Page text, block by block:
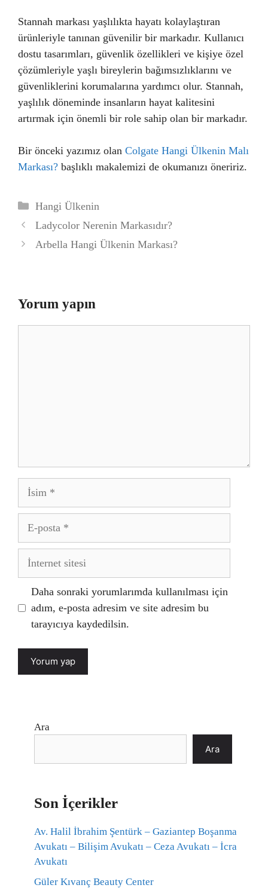
Stannah markası yaşlılıkta hayatı kolaylaştıran
ürünleriyle tanınan güvenilir bir markadır. Kullanıcı
dostu tasarımları, güvenlik özellikleri ve kişiye özel
çözümleriyle yaşlı bireylerin bağımsızlıklarını ve
güvenliklerini korumalarına yardımcı olur. Stannah,
yaşlılık döneminde insanların hayat kalitesini
artırmak için önemli bir role sahip olan bir markadır.
Bir önceki yazımız olan Colgate Hangi Ülkenin Malı
Markası? başlıklı makalemizi de okumanızı öneririz.
Kategoriler
Hangi Ülkenin
Ladycolor Nerenin Markasıdır?
Arbella Hangi Ülkenin Markası?
Yorum yapın
İsim
posta
İnternet
Daha sonraki yorumlarımda kullanılması için
adım, e-posta adresim ve site adresim bu
tarayıcıya kaydedilsin.
Ara
Ara
Son İçerikler
Av. Halil İbrahim Şentürk – Gaziantep Boşanma
Avukatı – Bilişim Avukatı – Ceza Avukatı – İcra
Avukatı
Güler Kıvanç Beauty Center